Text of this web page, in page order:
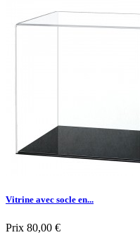
Vitrine avec socle en...
Prix 80,00 €